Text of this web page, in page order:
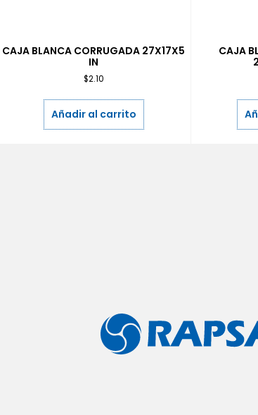
CAJA BLANCA CORRUGADA 27X17X5
IN
$2.10
Añadir al carrito
CAJA